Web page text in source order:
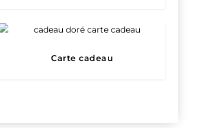
Carte cadeau